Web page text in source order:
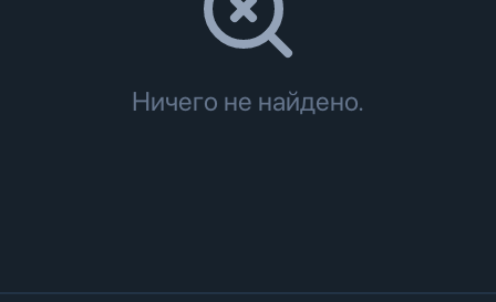
Ничего не найдено.